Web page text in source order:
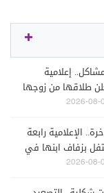
إعلامية
طلاقها من زوجها
الإعلامية رابعة
بزفاف ابنها في